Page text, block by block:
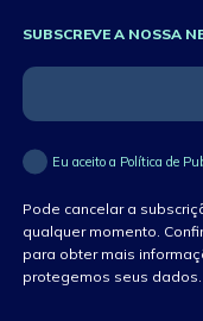
SUBSCREVE A NOSSA
Eu aceito a Política de
Pode cancelar a
qualquer momento.
para obter mais
protegemos seus dados.